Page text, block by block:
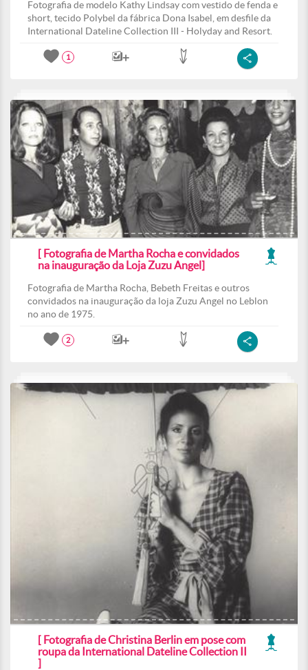
Fotografia de modelo Kathy Lindsay com vestido de fenda e
short, tecido Polybel da fábrica Dona Isabel, em desfile da
International Dateline Collection III - Holyday and Resort.
1
[ Fotografia de Martha Rocha e convidados
na inauguração da Loja Zuzu Angel]
Fotografia de Martha Rocha, Bebeth Freitas e outros
convidados na inauguração da loja Zuzu Angel no Leblon
no ano de 1975.
2
[ Fotografia de Christina Berlin em pose com
roupa da International Dateline Collection II
]